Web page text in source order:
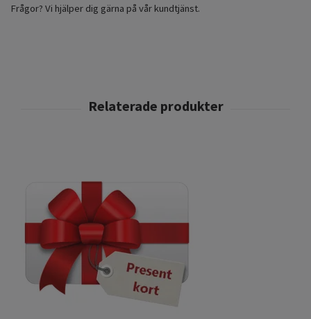
Frågor? Vi hjälper dig gärna på vår kundtjänst.